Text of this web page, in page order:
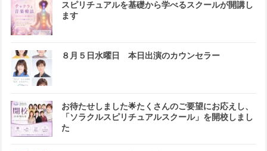
スピリチュアルを基礎から学べるスクールが開講し
ます
８月５日水曜日 本日出演のカウンセラー
お待たせしました🌟たくさんのご要望にお応えし、
「ソラクルスピリチュアルスクール」を開校しまし
た